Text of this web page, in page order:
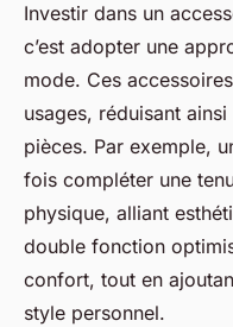
Investir dans un
c’est adopter une
mode. Ces
usages, réduisant
pièces. Par exemple,
fois compléter une
physique, alliant
double fonction
confort, tout en
style personnel.